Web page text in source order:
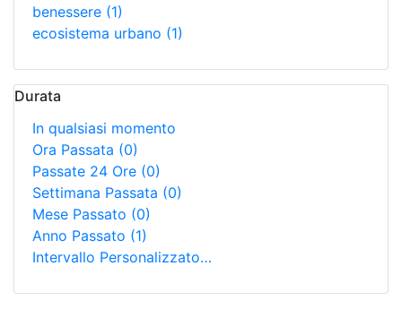
benessere (1)
ecosistema urbano (1)
Durata
In qualsiasi momento
Ora Passata (0)
Passate 24 Ore (0)
Settimana Passata (0)
Mese Passato (0)
Anno Passato (1)
Intervallo Personalizzato…